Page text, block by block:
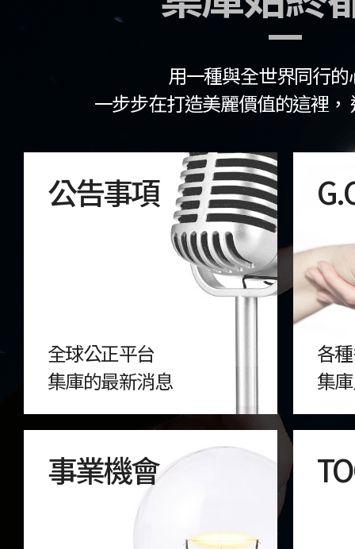
用一種與全世界同行
一步步在打造美麗價值的這裡，
公告事項
全球公正平台
集庫的最新消息
各
集
事業機會